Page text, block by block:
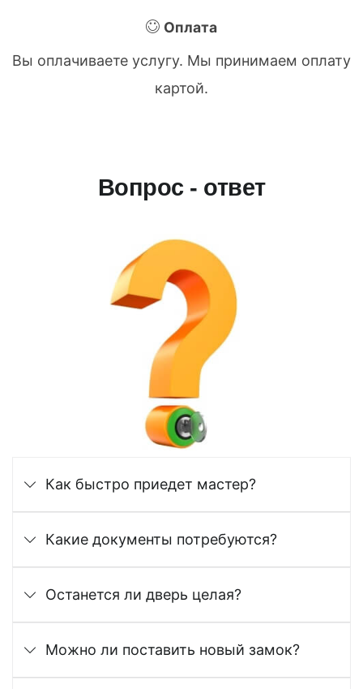
Оплата
Вы оплачиваете услугу. Мы принимаем оплату
картой.
Вопрос - ответ
Как быстро приедет мастер?
Какие документы потребуются?
Останется ли дверь целая?
Можно ли поставить новый замок?